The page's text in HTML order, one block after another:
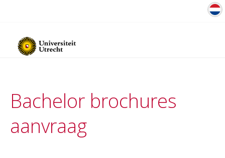
Bachelor brochures
aanvraag